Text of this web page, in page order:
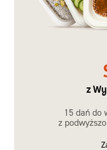
z
15 dań do
z